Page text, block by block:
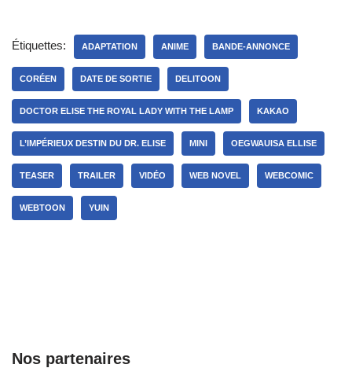
Étiquettes: ADAPTATION ANIME BANDE-ANNONCE
CORÉEN DATE DE SORTIE DELITOON
DOCTOR ELISE THE ROYAL LADY WITH THE LAMP KAKAO
L’IMPÉRIEUX DESTIN DU DR. ELISE MINI OEGWAUISA ELLISE
TEASER TRAILER VIDÉO WEB NOVEL WEBCOMIC
WEBTOON YUIN
Nos partenaires